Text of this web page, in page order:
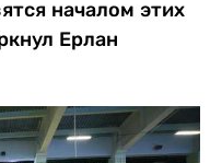
началом этих
Ерлан